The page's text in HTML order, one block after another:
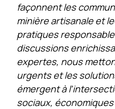
façonnent les
minière artisanale et
pratiques
discussions
expertes, nous
urgents et les
émergent à
sociaux,